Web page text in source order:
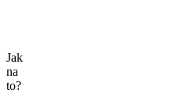
Jak
na
to?